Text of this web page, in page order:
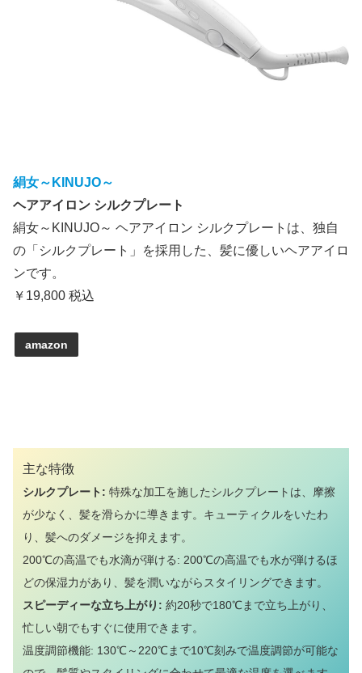
絹女～KINUJO～
ヘアアイロン シルクプレート
絹女～KINUJO～ ヘアアイロン シルクプレートは、独自
の「シルクプレート」を採用した、髪に優しいヘアアイロ
ンです。
￥19,800 税込
amazon
主な特徴
シルクプレート: 特殊な加工を施したシルクプレートは、摩擦
が少なく、髪を滑らかに導きます。キューティクルをいたわ
り、髪へのダメージを抑えます。
200℃の高温でも水滴が弾ける: 200℃の高温でも水が弾けるほ
どの保湿力があり、髪を潤いながらスタイリングできます。
スピーディーな立ち上がり: 約20秒で180℃まで立ち上がり、
忙しい朝でもすぐに使用できます。
温度調節機能: 130℃～220℃まで10℃刻みで温度調節が可能な